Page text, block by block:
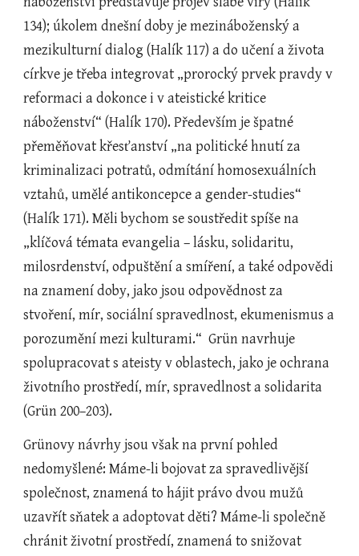
134); úkolem dnešní doby je mezináboženský a
mezikulturní dialog (Halík 117) a do učení a života
církve je třeba integrovat „prorocký prvek pravdy v
reformaci a dokonce i v ateistické kritice
náboženství“ (Halík 170). Především je špatné
přeměňovat křesťanství „na politické hnutí za
kriminalizaci potratů, odmítání homosexuálních
vztahů, umělé antikoncepce a gender-studies“
(Halík 171). Měli bychom se soustředit spíše na
„klíčová témata evangelia – lásku, solidaritu,
milosrdenství, odpuštění a smíření, a také odpovědi
na znamení doby, jako jsou odpovědnost za
stvoření, mír, sociální spravedlnost, ekumenismus a
porozumění mezi kulturami.“  Grün navrhuje
spolupracovat s ateisty v oblastech, jako je ochrana
životního prostředí, mír, spravedlnost a solidarita
(Grün 200–203).
Grünovy návrhy jsou však na první pohled
nedomyšlené: Máme-li bojovat za spravedlivější
společnost, znamená to hájit právo dvou mužů
uzavřít sňatek a adoptovat děti? Máme-li společně
chránit životní prostředí, znamená to snižovat